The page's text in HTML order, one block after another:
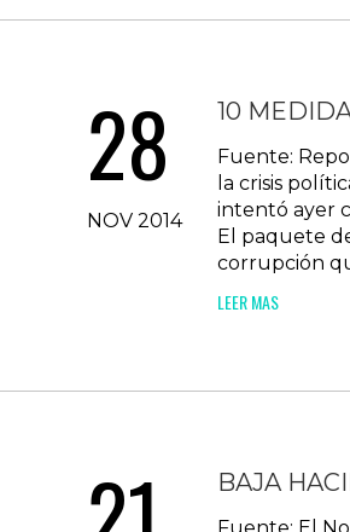
28
NOV 2014
10
Fuente:
la crisis
intentó ayer
El paquete
corrupción
LEER MAS
BAJA